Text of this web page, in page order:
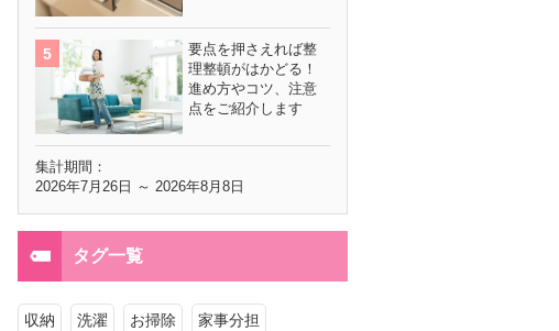
要点を押さえれば整
理整頓がはかどる！
進め方やコツ、注意
点をご紹介します
集計期間：
2026年7月26日 ～ 2026年8月8日
タグ一覧
収納 洗濯 お掃除 家事分担